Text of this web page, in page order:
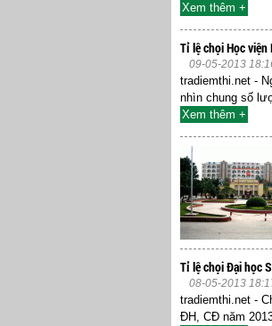
Xem thêm +
Tỉ lệ chọi Học viện
09-05-2013
tradiemthi.net -
nhìn chung số
Xem thêm +
Tỉ lệ chọi Đại học
08-05-2013
tradiemthi.net -
ĐH, CĐ năm